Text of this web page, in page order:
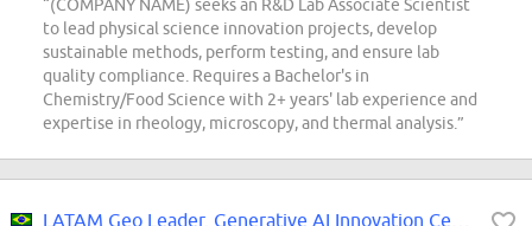
“(COMPANY NAME) seeks an R&D Lab Associate Scientist
to lead physical science innovation projects, develop
sustainable methods, perform testing, and ensure lab
quality compliance. Requires a Bachelor's in
Chemistry/Food Science with 2+ years' lab experience and
expertise in rheology, microscopy, and thermal analysis.”